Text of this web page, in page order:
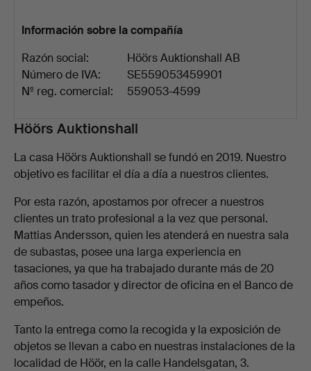
Información sobre la compañía
Razón social:
Höörs Auktionshall AB
Número de IVA:
SE559053459901
Nº reg. comercial:
559053-4599
Descripción
Höörs Auktionshall
La casa Höörs Auktionshall se fundó en 2019. Nuestro
objetivo es facilitar el día a día a nuestros clientes.
Por esta razón, apostamos por ofrecer a nuestros
clientes un trato profesional a la vez que personal.
Mattias Andersson, quien les atenderá en nuestra sala
de subastas, posee una larga experiencia en
tasaciones, ya que ha trabajado durante más de 20
años como tasador y director de oficina en el Banco de
empeños.
Tanto la entrega como la recogida y la exposición de
objetos se llevan a cabo en nuestras instalaciones de la
localidad de Höör, en la calle Handelsgatan, 3.